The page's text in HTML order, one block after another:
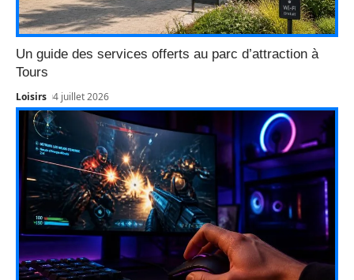
Un guide des services offerts au parc d’attraction à
Tours
Loisirs 4 juillet 2026